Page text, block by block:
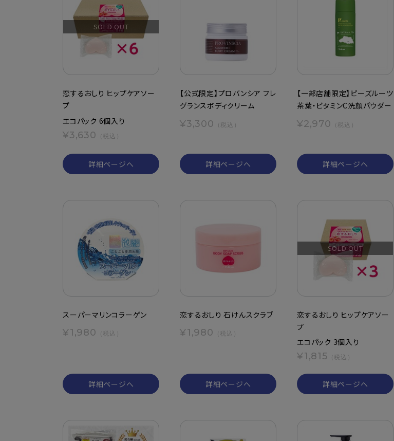
SOLD OUT
恋するおしり ヒップケアソー
プ
エコパック 6個入り
¥3,630 （税込）
詳細ページへ
【公式限定】プロバンシア フレ
グランスボディクリーム
¥3,300 （税込）
詳細ページへ
【一部店舗限定】ピーズルーツ
茶葉・ビタミンC洗顔パウダー
¥2,970 （税込）
詳細ページへ
スーパーマリンコラーゲン
¥1,980 （税込）
詳細ページへ
恋するおしり 石けんスクラブ
¥1,980 （税込）
詳細ページへ
SOLD OUT
恋するおしり ヒップケアソー
プ
エコパック 3個入り
¥1,815 （税込）
詳細ページへ